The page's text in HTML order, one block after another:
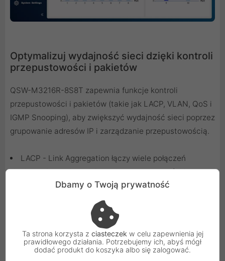
Optymalizuj wydajność sieci dzięki kontroli
przepustowości i pakietów
QSW-M3216R-8S8T zapewnia funkcje kontroli
przepustowości i pakietów (takie jak LACP, VLAN, QoS i
IGMP Snooping), aby zwiększyć wydajność sieci poprzez
grupowanie adresów IP i zarządzanie przepustowością.
LACP - Link Aggregation łączy wiele połączeń
sieciowych w celu zwiększenia przepustowości i
ochrony przed awarią połączenia.
VLAN - Sieci wirtualne umożliwiają łączenie grup
urządzeń z różnych sieci w jedną sieć.
QoS (Quality of Service) nadaje priorytet
wykorzystaniu przepustowości w celu optymalizacji
alokacji zasobów sieciowych.
Dbamy o Twoją prywatność
Ta strona korzysta z ciasteczek w celu zapewnienia jej
prawidłowego działania. Potrzebujemy ich, abyś mógł
dodać produkt do koszyka albo się zalogować.